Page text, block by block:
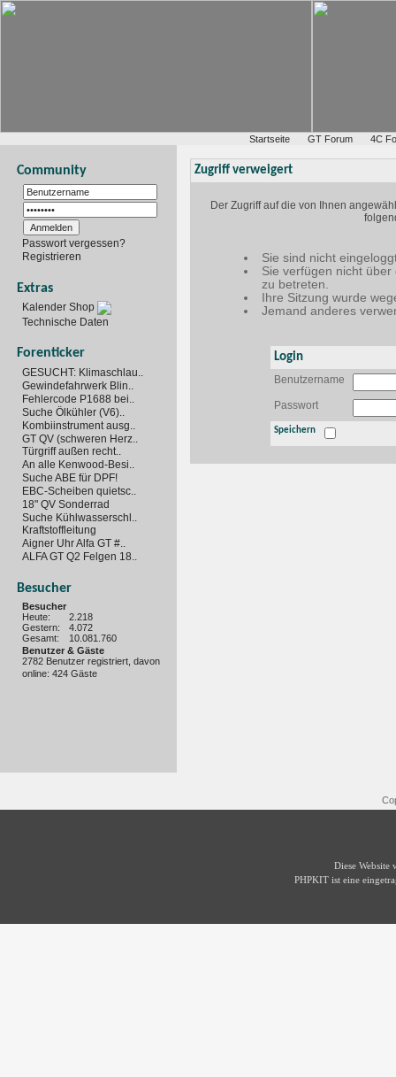
Startseite GT Forum 4C
Community
Passwort vergessen?
Registrieren
Extras
Kalender Shop
Technische Daten
Forenticker
GESUCHT: Klimaschlau..
Gewindefahrwerk Blin..
Fehlercode P1688 bei..
Suche Ölkühler (V6)..
Kombiinstrument ausg..
GT QV (schweren Herz..
Türgriff außen recht..
An alle Kenwood-Besi..
Suche ABE für DPF!
EBC-Scheiben quietsc..
18" QV Sonderrad
Suche Kühlwasserschl..
Kraftstoffleitung
Aigner Uhr Alfa GT #..
ALFA GT Q2 Felgen 18..
Besucher
Besucher
Heute:
2.218
Gestern:
4.072
Gesamt:
10.081.760
Benutzer & Gäste
2782 Benutzer registriert, davon
online: 424 Gäste
Zugriff verweigert
Der Zugriff auf die von Ihnen
Sie sind nicht
Sie verfügen nicht
zu betreten.
Ihre Sitzung wurde
Jemand anderes
Login
Benutzername
Passwort
Speichern
Diese Website
PHPKIT ist eine